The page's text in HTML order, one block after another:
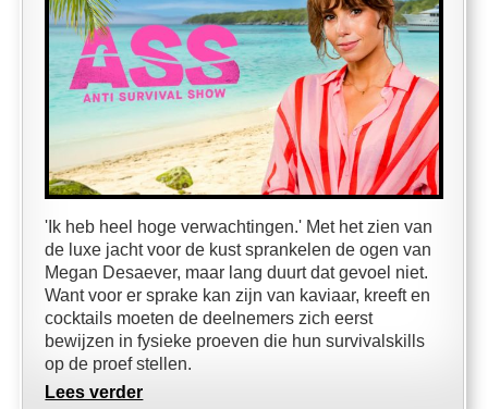
'Ik heb heel hoge verwachtingen.' Met het zien van
de luxe jacht voor de kust sprankelen de ogen van
Megan Desaever, maar lang duurt dat gevoel niet.
Want voor er sprake kan zijn van kaviaar, kreeft en
cocktails moeten de deelnemers zich eerst
bewijzen in fysieke proeven die hun survivalskills
op de proef stellen.
Lees verder